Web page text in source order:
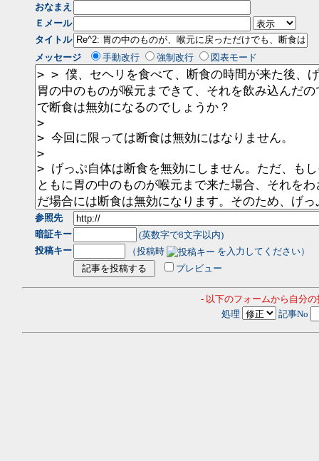
おなまえ
Ｅメール
タイトル
メッセージ
手動改行 強制改行 図表モード
参照先
暗証キー
(英数字で8文字以内)
投稿キー
（投稿時
を入力してください）
プレビュー
- 以下のフォームから自分
処理
記事No